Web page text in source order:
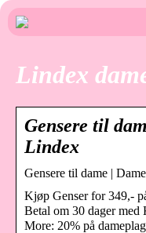
Lindex
Gensere til
Lindex
Gensere til dame |
Kjøp Genser for 349,-
Betal om 30 dager
More: 20% på